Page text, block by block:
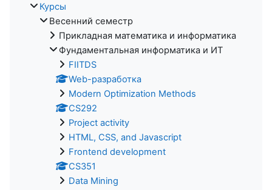
Курсы
Весенний семестр
Прикладная математика и информатика
Фундаментальная информатика и ИТ
FIITDS
Web-разработка
Modern Optimization Methods
CS292
Project activity
HTML, CSS, and Javascript
Frontend development
CS351
Data Mining